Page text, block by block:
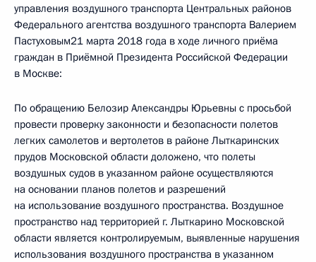
управления воздушного транспорта Центральных районов
Федерального агентства воздушного транспорта Валерием
Пастуховым21 марта 2018 года в ходе личного приёма
граждан в Приёмной Президента Российской Федерации
в Москве:
По обращению Белозир Александры Юрьевны с просьбой
провести проверку законности и безопасности полетов
легких самолетов и вертолетов в районе Лыткаринских
прудов Московской области доложено, что полеты
воздушных судов в указанном районе осуществляются
на основании планов полетов и разрешений
на использование воздушного пространства. Воздушное
пространство над территорией г. Лыткарино Московской
области является контролируемым, выявленные нарушения
использования воздушного пространства в указанном